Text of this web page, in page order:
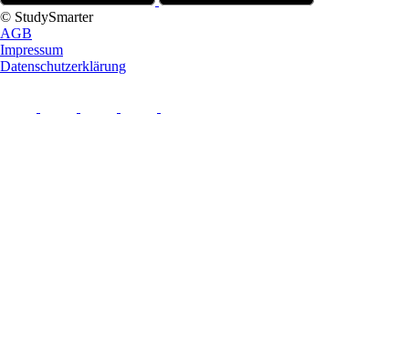
© StudySmarter
AGB
Impressum
Datenschutzerklärung